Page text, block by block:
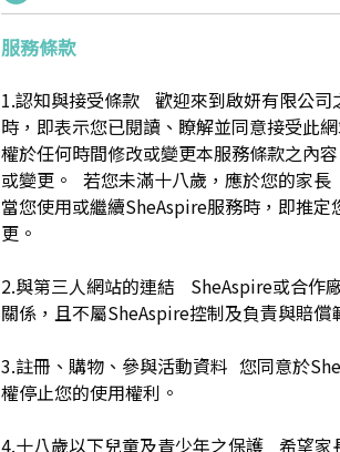
服務條款
1.認知與接受條款 歡迎來到啟妍有限公
時，即表示您已閱讀、瞭解並同意接受此
權於任何時間修改或變更本服務條款之內
或變更。 若您未滿十八歲，應於您的家長
當您使用或繼續SheAspire服務時，即推
更。
2.與第三人網站的連結 SheAspire或合作
關係，且不屬SheAspire控制及負責與賠償
3.註冊、購物、參與活動資料 您同意於
權停止您的使用權利。
4.十八歲以下兒童及青少年之保護 希望家